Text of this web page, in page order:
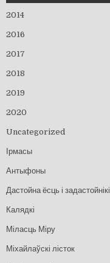
2014
2016
2017
2018
2019
2020
Uncategorized
Ірмасы
Антыфоны
Дастойна ёсць і задастойнікі
Калядкі
Міласць Міру
Міхайлаўскі лісток